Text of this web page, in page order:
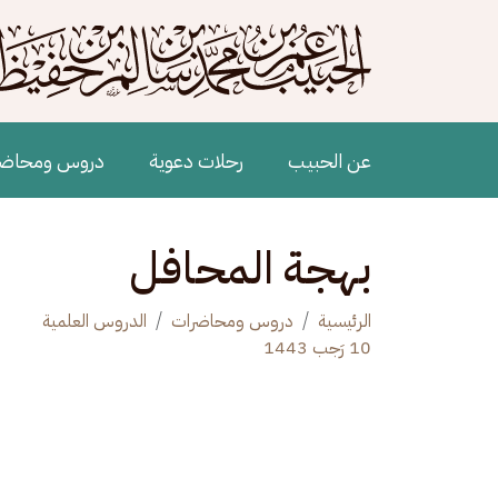
Main navigation
عن الحبيب رحلات دعوية دروس
بهجة المحافل
الرئيسية دروس ومحاضرات
الدروس العلمية
10 رَجب 1443